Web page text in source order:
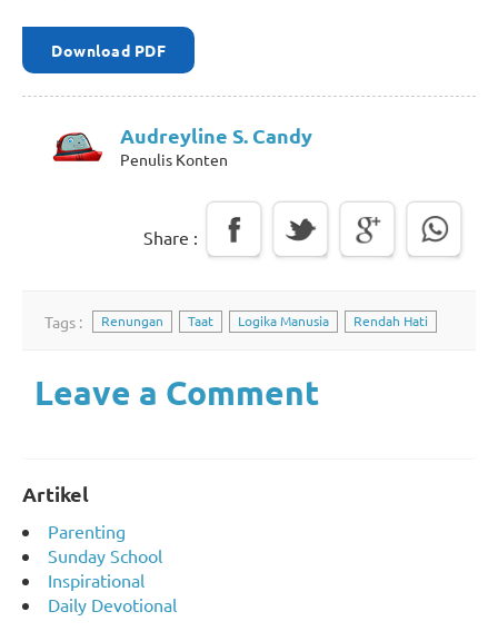
Download PDF
Audreyline S. Candy
Penulis Konten
Share :
Tags : Renungan Taat Logika Manusia Rendah Hati
Leave a Comment
Artikel
Parenting
Sunday School
Inspirational
Daily Devotional